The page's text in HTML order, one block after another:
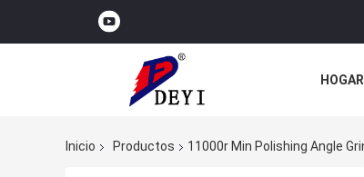
HOGAR
Inicio
Productos 11000r Min Polishing Angle